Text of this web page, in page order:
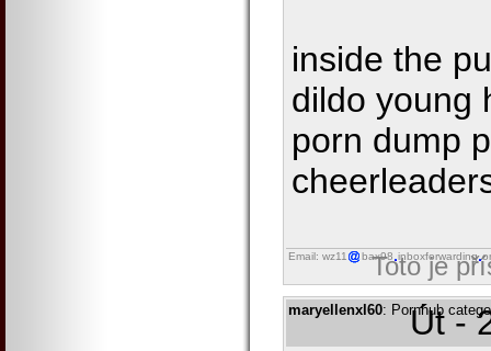
inside the
dildo young
porn dump
Email: wz11 bax98 inboxforwarding
Toto je
maryellenxl60: Pornhub
Út -